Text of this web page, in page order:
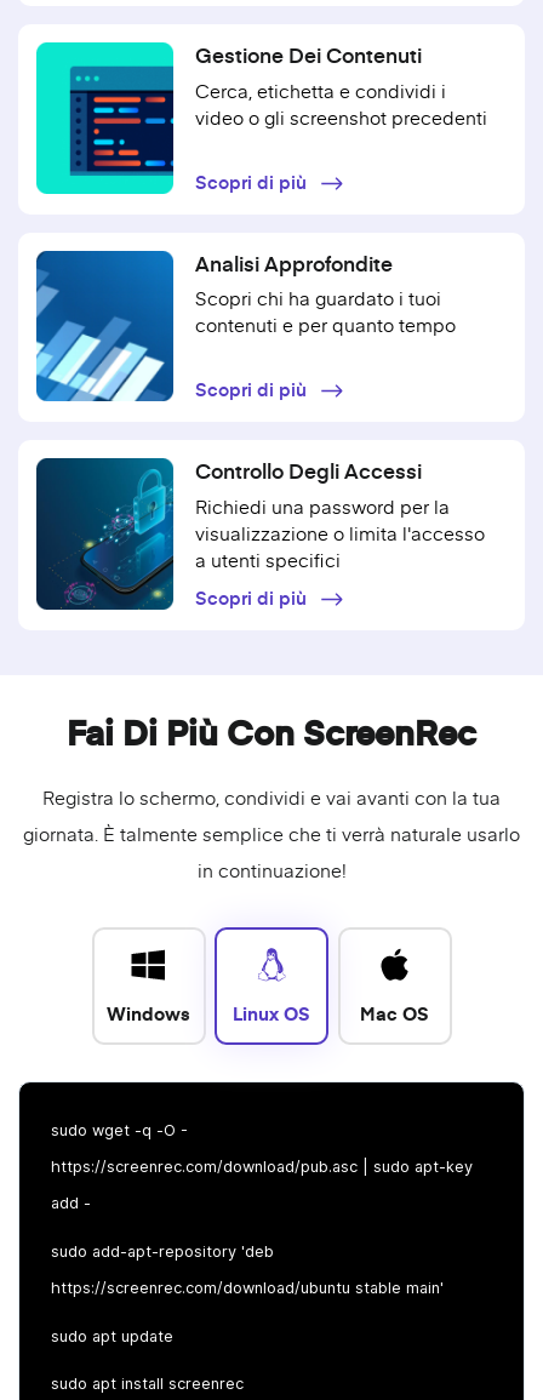
Gestione Dei Contenuti
Cerca, etichetta e condividi i
video o gli screenshot precedenti
Scopri di più
Analisi Approfondite
Scopri chi ha guardato i tuoi
contenuti e per quanto tempo
Scopri di più
Controllo Degli Accessi
Richiedi una password per la
visualizzazione o limita l'accesso
a utenti specifici
Scopri di più
Fai Di Più Con ScreenRec
Registra lo schermo , condividi e vai avanti con la tua
giornata. È talmente semplice che ti verrà naturale usarlo
in continuazione!
Windows Linux OS Mac OS
sudo wget -q -O -
https://screenrec.com/download/pub.asc | sudo apt-key
add -
sudo add-apt-repository 'deb
https://screenrec.com/download/ubuntu stable main'
sudo apt update
sudo apt install screenrec